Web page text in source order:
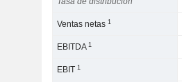
Ventas netas1
EBITDA1
EBIT1